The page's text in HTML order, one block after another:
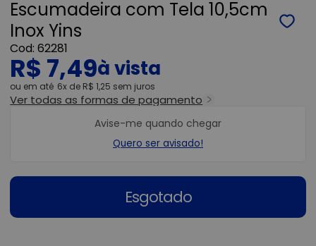
Escumadeira com Tela 10,5cm
Inox Yins
62281
R$ 7,49
ou 6x de R$ 1,25 sem juros
Ver todas as formas de pagamento
Esgotado
Avise-me quando chegar
Quero ser avisado!